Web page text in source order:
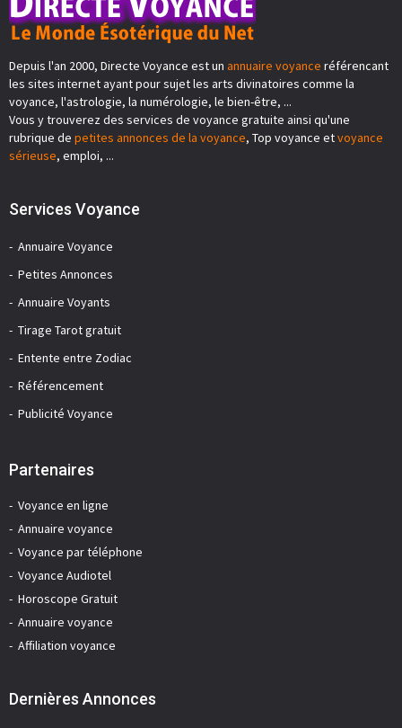
Depuis l'an 2000, Directe Voyance est un annuaire voyance référencant
les sites internet ayant pour sujet les arts divinatoires comme la
voyance, l'astrologie, la numérologie, le bien-être, ...
Vous y trouverez des services de voyance gratuite ainsi qu'une
rubrique de petites annonces de la voyance, Top voyance etvoyance
sérieuse, emploi, ...
Services Voyance
Annuaire Voyance
Petites Annonces
Annuaire Voyants
Tirage Tarot gratuit
Entente entre Zodiac
Référencement
Publicité Voyance
Partenaires
Voyance en ligne
Annuaire voyance
Voyance par téléphone
Voyance Audiotel
Horoscope Gratuit
Annuaire voyance
Affiliation voyance
Dernières Annonces